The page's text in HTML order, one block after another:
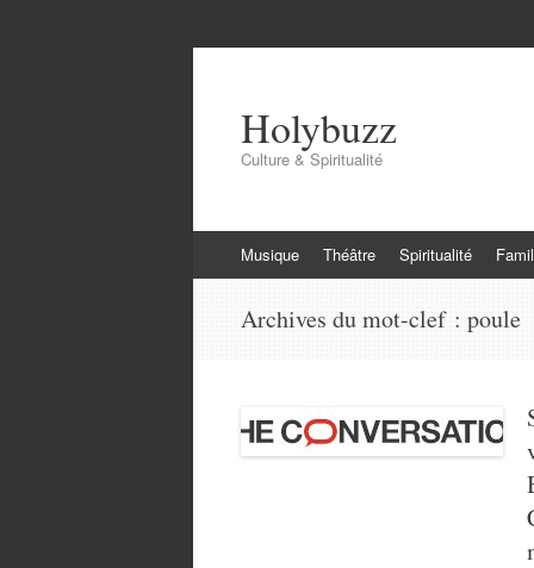
Holybuzz
Culture & Spiritualité
au
Musique Théâtre Spiritualité
Archives du mot-clef : poule